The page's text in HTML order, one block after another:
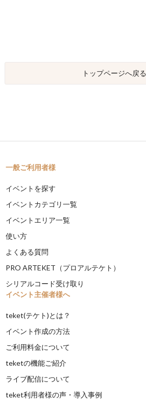
トップページへ戻る
一般ご利用者様
イベントを探す
イベントカテゴリ一覧
イベントエリア一覧
使い方
よくある質問
PRO ARTEKET（プロアルテケト）
シリアルコード受け取り
イベント主催者様へ
teket(テケト)とは？
イベント作成の方法
ご利用料金について
teketの機能ご紹介
ライブ配信について
teket利用者様の声・導入事例